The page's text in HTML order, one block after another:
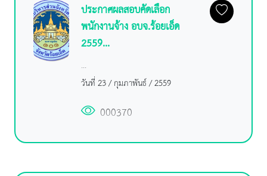
ประกาศผลสอบคัดเลือก
พนักงานจ้าง อบจ.ร้อยเอ็ด
2559...
...
วันที่ 23 / กุมภาพันธ์ / 2559
000370